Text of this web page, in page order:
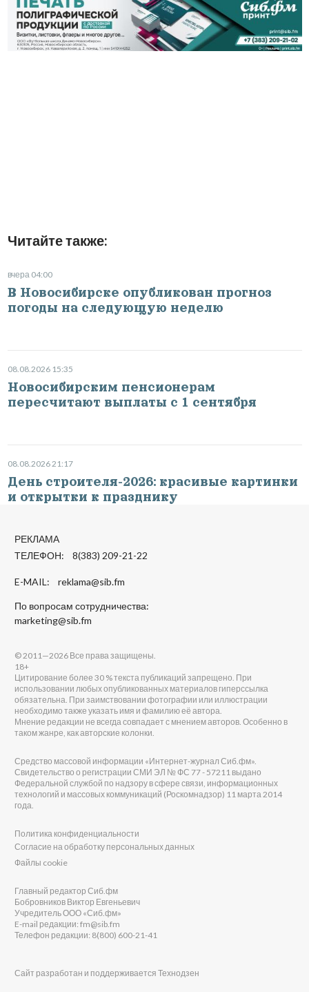
Читайте также:
вчера 04:00
В Новосибирске опубликован прогноз
погоды на следующую неделю
08.08.2026 15:35
Новосибирским пенсионерам
пересчитают выплаты с 1 сентября
08.08.2026 21:17
День строителя-2026: красивые картинки
и открытки к празднику
РЕКЛАМА
ТЕЛЕФОН: 8(383) 209-21-22
E-MAIL: reklama@sib.fm
По вопросам сотрудничества:
marketing@sib.fm
© 2011—2026 Все права защищены.
18+
Цитирование более 30 % текста публикаций запрещено. При
использовании любых опубликованных материалов гиперссылка
обязательна. При заимствовании фотографии или иллюстрации
необходимо также указать имя и фамилию её автора.
Мнение редакции не всегда совпадает с мнением авторов. Особенно в
таком жанре, как авторские колонки.
Средство массовой информации «Интернет-журнал Сиб.фм».
Свидетельство о регистрации СМИ ЭЛ № ФС 77 - 57211 выдано
Федеральной службой по надзору в сфере связи, информационных
технологий и массовых коммуникаций (Роскомнадзор) 11 марта 2014
года.
Политика конфиденциальности
Согласие на обработку персональных данных
Файлы cookie
Главный редактор Сиб.фм
Бобровников Виктор Евгеньевич
Учредитель ООО «Сиб.фм»
E-mail редакции: fm@sib.fm
Телефон редакции: 8(800) 600-21-41
Сайт разработан и поддерживается Технодзен